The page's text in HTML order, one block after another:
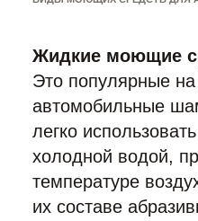
Жидкие моющие
Это популярные на
автомобильные
легко
холодной водой,
температуре
их составе